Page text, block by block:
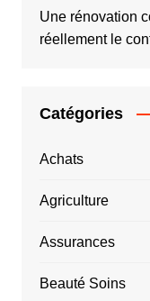
Une rénovation
réellement le
Catégories
Achats
Agriculture
Assurances
Beauté Soins